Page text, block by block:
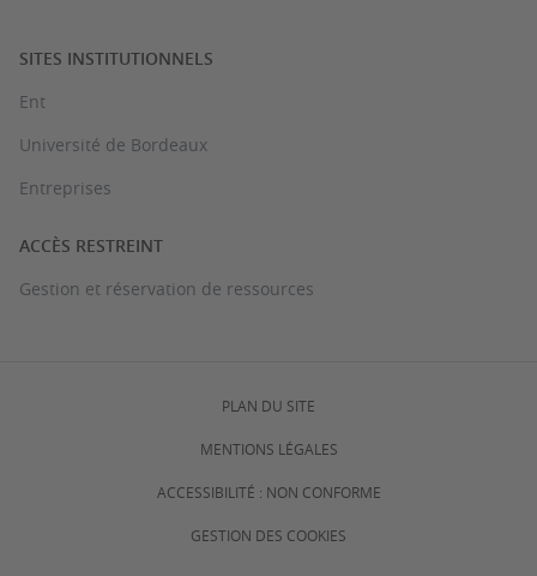
SITES INSTITUTIONNELS
Ent
Université de Bordeaux
Entreprises
ACCÈS RESTREINT
Gestion et réservation de ressources
PLAN DU SITE
MENTIONS LÉGALES
ACCESSIBILITÉ : NON CONFORME
GESTION DES COOKIES